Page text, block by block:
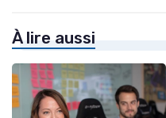
À lire aussi